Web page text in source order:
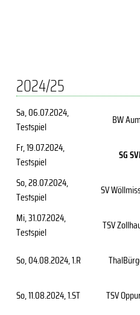
2024/25
Sa, 06.07.2024,
Testspiel
BW
Fr, 19.07.2024,
Testspiel
SG
So, 28.07.2024,
Testspiel
SV
Mi, 31.07.2024,
Testspiel
TSV
So, 04.08.2024, 1.R
So, 11.08.2024, 1.ST TSV